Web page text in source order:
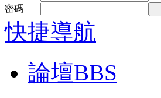
密碼
快捷導航
論壇BBS